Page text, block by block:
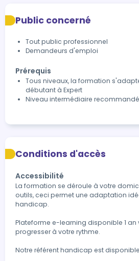
Public concerné
Tout public professionnel
Demandeurs d'emploi
Prérequis
Tous niveaux, la formation
débutant à Expert
Niveau intermédiaire recommandé
Conditions d'accès
Accessibilité
La formation se déroule à votre
outils, ceci permet une adaptation
handicap.
Plateforme e-learning disponible 1 an
progresser à votre rythme.
Notre référent handicap est disponible